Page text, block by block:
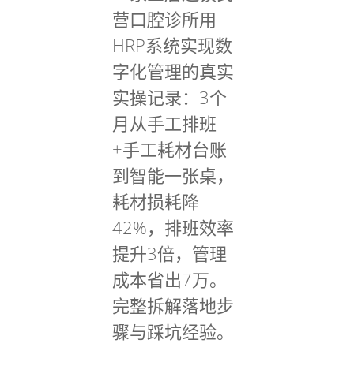
营口腔诊所用
HRP系统实现数
字化管理的真实
实操记录：3个
月从手工排班
+手工耗材台账
到智能一张桌，
耗材损耗降
42%，排班效率
提升3倍，管理
成本省出7万。
完整拆解落地步
骤与踩坑经验。